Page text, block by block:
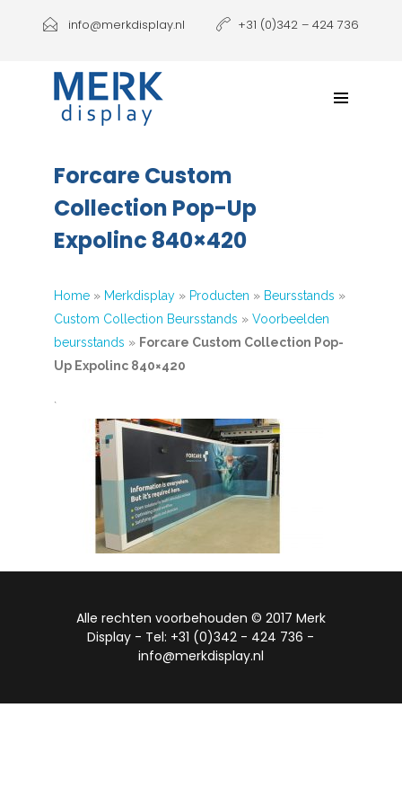
Producten
Klantbeleving
info@merkdisplay.nl +31 (0)342 – 424 736
Forcare Custom
Collection Pop-Up
Expolinc 840×420
Home» Merkdisplay» Producten » Beursstands »
Custom Collection Beursstands » Voorbeelden
beursstands » Forcare Custom Collection Pop-
Up Expolinc 840×420
`
Alle rechten voorbehouden © 2017 Merk
Display - Tel: +31 (0)342 - 424 736 -
info@merkdisplay.nl